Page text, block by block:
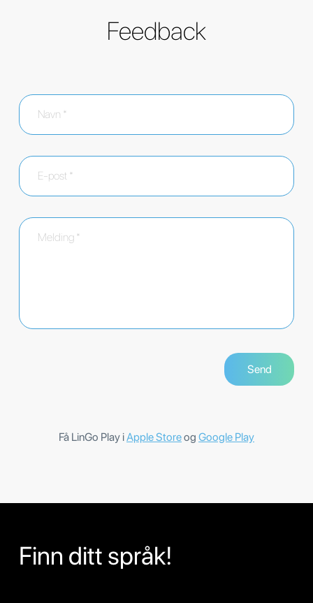
Feedback
Få LinGo Play iApple Storeog Google Play
Finn ditt språk!